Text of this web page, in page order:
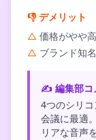
👎 デメリット
△ 価格がやや
△ ブランド知
✍️ 編集部コ
4つのシリ
会議に最適
リアな音声